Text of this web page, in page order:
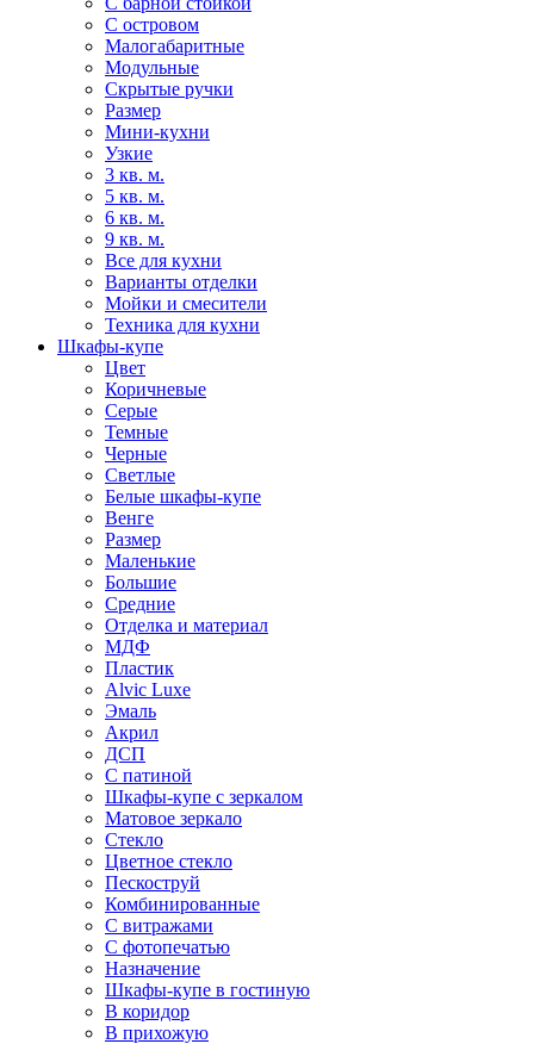
С островом
Малогабаритные
Модульные
Скрытые ручки
Размер
Мини-кухни
Узкие
3 кв. м.
5 кв. м.
6 кв. м.
9 кв. м.
Все для кухни
Варианты отделки
Мойки и смесители
Техника для кухни
Шкафы-купе
Цвет
Коричневые
Серые
Темные
Черные
Светлые
Белые шкафы-купе
Венге
Размер
Маленькие
Большие
Средние
Отделка и материал
МДФ
Пластик
Alvic Luxe
Эмаль
Акрил
ДСП
С патиной
Шкафы-купе с зеркалом
Матовое зеркало
Стекло
Цветное стекло
Пескоструй
Комбинированные
С витражами
С фотопечатью
Назначение
Шкафы-купе в гостиную
В коридор
В прихожую